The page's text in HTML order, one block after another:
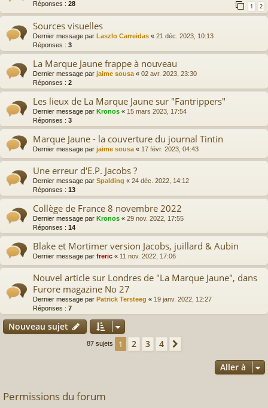
Réponses : 28 1 2
Sources visuelles
Dernier message par Laszlo Carreidas « 21 déc. 2023, 10:13
Réponses : 3
La Marque Jaune frappe à nouveau
Dernier message par jaime sousa « 02 avr. 2023, 23:30
Réponses : 2
Les lieux de La Marque Jaune sur "Fantrippers"
Dernier message par Kronos « 15 mars 2023, 17:54
Réponses : 3
Marque Jaune - la couverture du journal Tintin
Dernier message par jaime sousa « 17 févr. 2023, 04:43
Une erreur d'E.P. Jacobs ?
Dernier message par Spalding « 24 déc. 2022, 14:12
Réponses : 13
Collège de France 8 novembre 2022
Dernier message par Kronos « 29 nov. 2022, 17:55
Réponses : 14
Blake et Mortimer version Jacobs, juillard & Aubin
Dernier message par freric « 11 nov. 2022, 17:06
Nouvel article sur Londres de "La Marque Jaune", dans
Furore magazine No 27
Dernier message par Patrick Tersteeg « 19 janv. 2022, 12:27
Réponses : 7
Nouveau sujet
87 sujets 1 2 3 4
Aller à
Permissions du forum